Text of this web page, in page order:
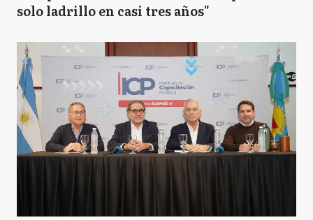
solo ladrillo en casi tres años"